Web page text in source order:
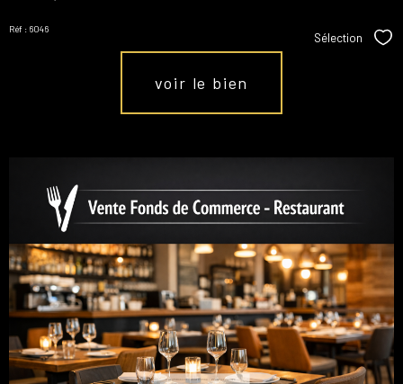
Réf : 6046
Sélection
voir le bien